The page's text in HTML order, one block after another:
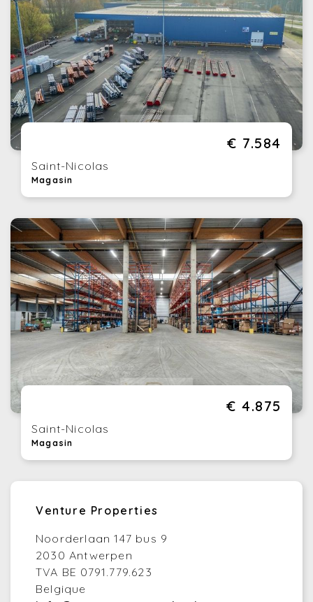
€ 7.584
Saint-Nicolas
Magasin
€ 4.875
Saint-Nicolas
Magasin
Venture Properties
Noorderlaan 147 bus 9
2030 Antwerpen
TVA BE 0791.779.623
Belgique